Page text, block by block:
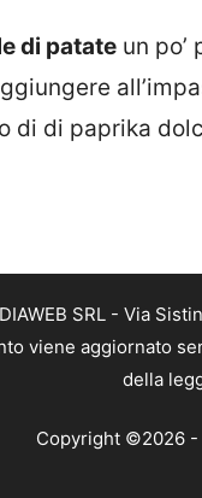
di patate un po’
di di paprika
SRL - Via
viene aggiornato
della
Copyright ©2026